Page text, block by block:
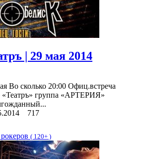
| 29 мая 2014
Во сколько 20:00 Офиц.встреча
«Театръ» группа «АРТЕРИЯ»
717
( 120+ )